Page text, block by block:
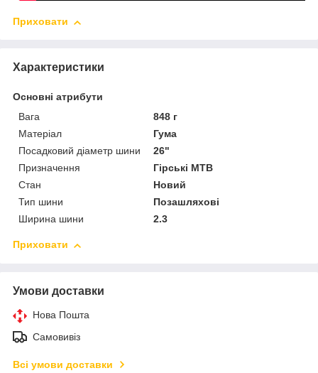
Приховати
Характеристики
Основні атрибути
Вага
848 г
Матеріал
Гума
Посадковий діаметр шини
26"
Призначення
Гірські MTB
Стан
Новий
Тип шини
Позашляхові
Ширина шини
2.3
Приховати
Умови доставки
Нова Пошта
Самовивіз
Всі умови доставки